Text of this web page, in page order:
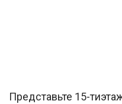
Представьте 15-